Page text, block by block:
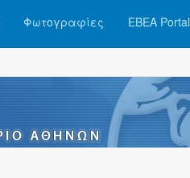
Φωτογραφίες ΕΒΕΑ Portal